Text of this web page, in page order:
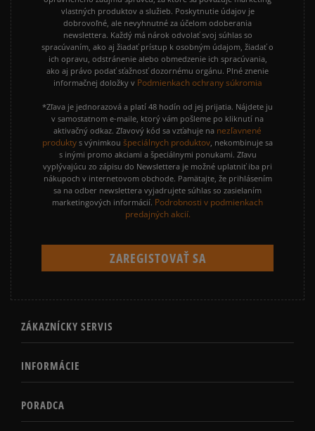
vlastných produktov a služieb. Poskytnutie údajov je
dobrovoľné, ale nevyhnutné za účelom odoberania
newslettera. Každý má nárok odvolať svoj súhlas so
spracúvaním, ako aj žiadať prístup k osobným údajom, žiadať o
ich opravu, odstránenie alebo obmedzenie ich spracúvania,
ako aj právo podať sťažnosť dozornému orgánu. Plné znenie
informačnej doložky v Podmienkach ochrany súkromia
*Zľava je jednorazová a platí 48 hodín od jej prijatia. Nájdete ju
v samostatnom e-maile, ktorý vám pošleme po kliknutí na
aktivačný odkaz. Zľavový kód sa vzťahuje na nezľavnené
produkty s výnimkou špeciálnych produktov, nekombinuje sa
s inými promo akciami a špeciálnymi ponukami. Zľavu
vyplývajúcu zo zápisu do Newslettera je možné uplatniť iba pri
nákupoch v internetovom obchode. Pamätajte, že prihlásením
sa na odber newslettera vyjadrujete súhlas so zasielaním
marketingových informácií. Podrobnosti v podmienkach
predajných akcií.
ZÁKAZNÍCKY SERVIS
INFORMÁCIE
PORADCA